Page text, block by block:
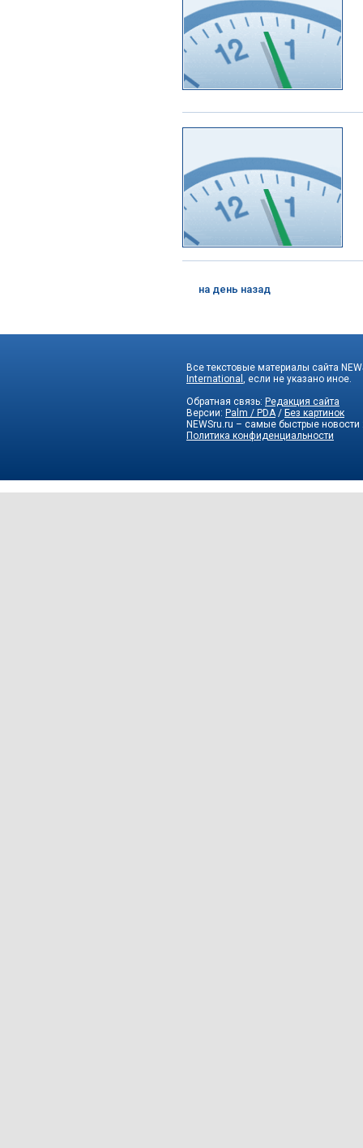
на день назад
Все текстовые материалы сайта
International , если не указано иное.
Обратная связь: Редакция сайта
Версии: Palm / PDA/ Без картинок
NEWSru.ru – самые быстрые новости
Политика конфиденциальности